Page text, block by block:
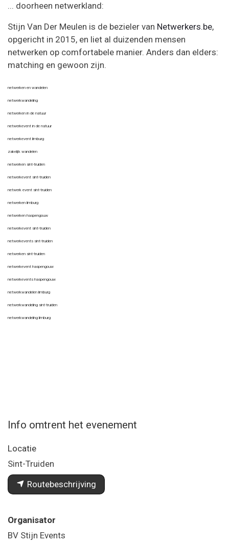
... doorheen netwerkland:
Stijn Van Der Meulen is de bezieler van Netwerkers.be,
opgericht in 2015, en liet al duizenden mensen
netwerken op comfortabele manier. Anders dan elders:
matching en gewoon zijn.
netwerken en wandelen
netwerkwandeling
netwerken in de natuur
netwerkevent in de natuur
netwerkevent limburg
zakelijk wandelen
netwerken sint-truiden
netwerkevent sint-truiden
netwerk event sint-truiden
netwerken limburg
netwerken haspengouw
netwerkevent sint-truiden
netwerkevents sint-truiden
netwerken sint-truiden
netwerkevent haspengouw
netwerkevents haspengouw
netwerkwandelen limburg
netwerkwandeling sint-truiden
netwerkwandeling limburg
Info omtrent het evenement
Locatie
Sint-Truiden
Routebeschrijving
Organisator
BV Stijn Events